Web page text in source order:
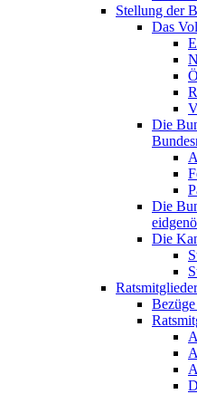
Stellung der
Das
Die
Die
Die
Ratsmitglieder